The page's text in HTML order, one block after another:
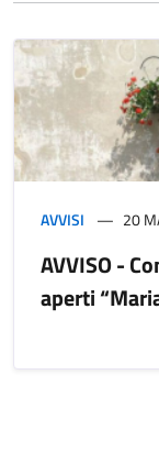
AVVISI 20
AVVISO -
aperti